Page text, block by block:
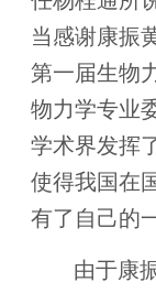
当感谢康振
第一届生物
物力学专业
学术界发挥
使得我国在
有了自己的
由于康